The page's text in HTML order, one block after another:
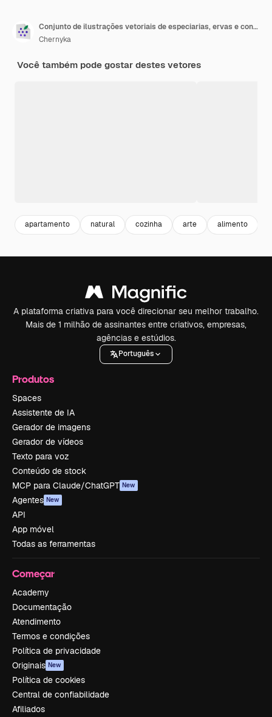
Conjunto de ilustrações vetoriais de especiarias, ervas e condimentos para cozinhar cúrcuma, pimentão, açafrão, argamassa e
Chernyka
Você também pode gostar destes vetores
apartamento natural cozinha arte alimento
A plataforma criativa para você direcionar seu melhor trabalho.
Mais de 1 milhão de assinantes entre criativos, empresas,
agências e estúdios.
Português
Produtos
Spaces
Assistente de IA
Gerador de imagens
Gerador de vídeos
Texto para voz
Conteúdo de stock
MCP para Claude/ChatGPT New
Agentes New
API
App móvel
Todas as ferramentas
Começar
Academy
Documentação
Atendimento
Termos e condições
Política de privacidade
Originais New
Política de cookies
Central de confiabilidade
Afiliados